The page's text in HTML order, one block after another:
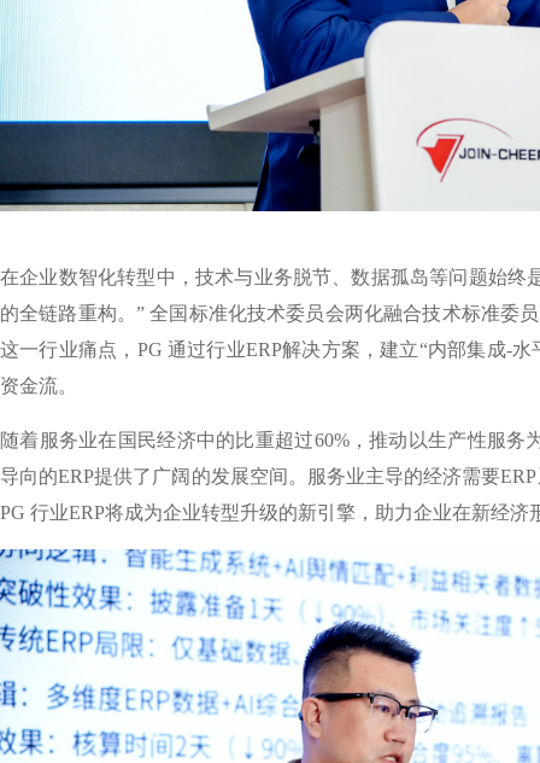
在企业数智化转型中，技术与业务脱节、数据孤岛等问题始终
的全链路重构。” 全国标准化技术委员会两化融合技术标准委
这一行业痛点，PG 通过行业ERP解决方案，建立“内部集成-
资金流。
随着服务业在国民经济中的比重超过60%，推动以生产性服
导向的ERP提供了广阔的发展空间。服务业主导的经济需要
PG 行业ERP将成为企业转型升级的新引擎，助力企业在新经济